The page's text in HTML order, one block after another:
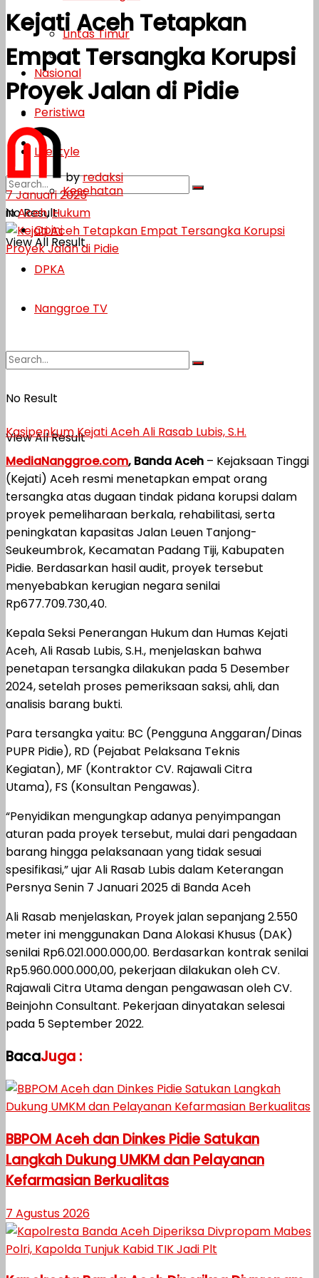
Lifestyle
Kesehatan
Opini
DPKA
Nanggroe TV
No Result
View All Result
Lintas Timur
Nasional
Peristiwa
Lifestyle
Kesehatan
Opini
DPKA
Nanggroe TV
No Result
View All Result
Kejati Aceh Tetapkan
Empat Tersangka Korupsi
Proyek Jalan di Pidie
byredaksi
7 Januari 2025
inAceh,Hukum
Kasipenkum Kejati Aceh Ali Rasab Lubis, S.H.
MediaNanggroe.com, Banda Aceh – Kejaksaan Tinggi
(Kejati) Aceh resmi menetapkan empat orang
tersangka atas dugaan tindak pidana korupsi dalam
proyek pemeliharaan berkala, rehabilitasi, serta
peningkatan kapasitas Jalan Leuen Tanjong-
Seukeumbrok, Kecamatan Padang Tiji, Kabupaten
Pidie. Berdasarkan hasil audit, proyek tersebut
menyebabkan kerugian negara senilai
Rp677.709.730,40.
Kepala Seksi Penerangan Hukum dan Humas Kejati
Aceh, Ali Rasab Lubis, S.H., menjelaskan bahwa
penetapan tersangka dilakukan pada 5 Desember
2024, setelah proses pemeriksaan saksi, ahli, dan
analisis barang bukti.
Para tersangka yaitu: BC (Pengguna Anggaran/Dinas
PUPR Pidie), RD (Pejabat Pelaksana Teknis
Kegiatan), MF (Kontraktor CV. Rajawali Citra
Utama), FS (Konsultan Pengawas).
“Penyidikan mengungkap adanya penyimpangan
aturan pada proyek tersebut, mulai dari pengadaan
barang hingga pelaksanaan yang tidak sesuai
spesifikasi,” ujar Ali Rasab Lubis dalam Keterangan
Persnya Senin 7 Januari 2025 di Banda Aceh
Ali Rasab menjelaskan, Proyek jalan sepanjang 2.550
meter ini menggunakan Dana Alokasi Khusus (DAK)
senilai Rp6.021.000.000,00. Berdasarkan kontrak senilai
Rp5.960.000.000,00, pekerjaan dilakukan oleh CV.
Rajawali Citra Utama dengan pengawasan oleh CV.
Beinjohn Consultant. Pekerjaan dinyatakan selesai
pada 5 September 2022.
BacaJuga :
BBPOM Aceh dan Dinkes Pidie Satukan
Langkah Dukung UMKM dan Pelayanan
Kefarmasian Berkualitas
7 Agustus 2026